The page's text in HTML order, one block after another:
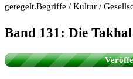
geregelt.Begriffe / Kultur /
Universum
Band 131: Die